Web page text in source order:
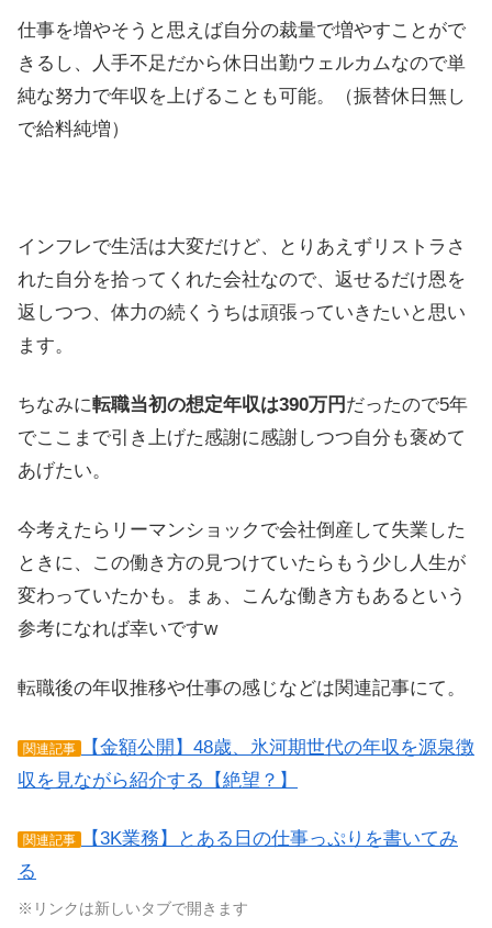
仕事を増やそうと思えば自分の裁量で増やすことがで
きるし、人手不足だから休日出勤ウェルカムなので単
純な努力で年収を上げることも可能。（振替休日無し
で給料純増）
インフレで生活は大変だけど、とりあえずリストラさ
れた自分を拾ってくれた会社なので、返せるだけ恩を
返しつつ、体力の続くうちは頑張っていきたいと思い
ます。
ちなみに転職当初の想定年収は390万円 だったので5年
でここまで引き上げた感謝に感謝しつつ自分も褒めて
あげたい。
今考えたらリーマンショックで会社倒産して失業した
ときに、この働き方の見つけていたらもう少し人生が
変わっていたかも。まぁ、こんな働き方もあるという
参考になれば幸いですw
転職後の年収推移や仕事の感じなどは関連記事にて。
関連記事
【金額公開】48歳、氷河期世代の年収を源泉徴
収を見ながら紹介する【絶望？】
関連記事
【3K業務】とある日の仕事っぷりを書いてみ
る
※リンクは新しいタブで開きます